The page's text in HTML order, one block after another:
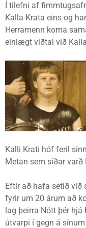
Í tilefni af
Kalla Krata eins og
Herramenn koma
einlægt viðtal við
Kalli Krati hóf feril
Metan sem síðar varð
Eftir að hafa setið við
fyrir um 20 árum að
lag þeirra Nótt þér
útvarpi í gegn á